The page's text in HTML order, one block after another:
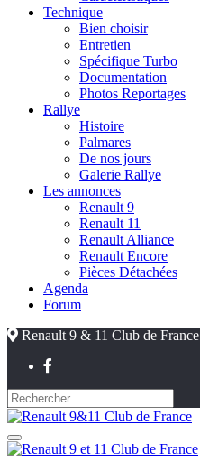
Technique
Bien choisir
Entretien
Spécifique Turbo
Documentation
Photos Reportages
Rallye
Histoire
Palmares
De nos jours
Galerie Rallye
Les annonces
Renault 9
Renault 11
Renault Alliance
Renault Encore
Pièces Détachées
Agenda
Forum
Renault 9 & 11 Club de France